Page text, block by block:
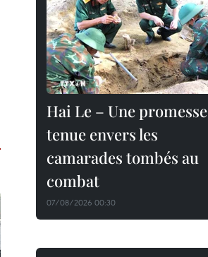
Hai Le – Une promesse
tenue envers les
camarades tombés au
combat
07/08/2026 00:30